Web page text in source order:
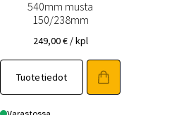
540mm musta
150/238mm
249,00€ / kpl
Tuotetiedot